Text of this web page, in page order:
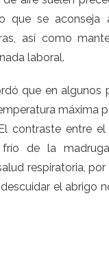
que se aconseja
así como
laboral.
que en algunos
máxima
contraste entre
de la
respiratoria,
el abrigo